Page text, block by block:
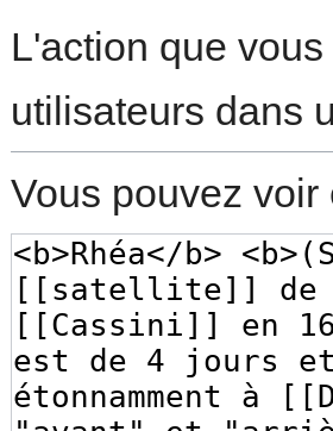
L'action que
utilisateurs dans
Vous pouvez